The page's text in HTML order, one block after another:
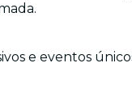
e eventos